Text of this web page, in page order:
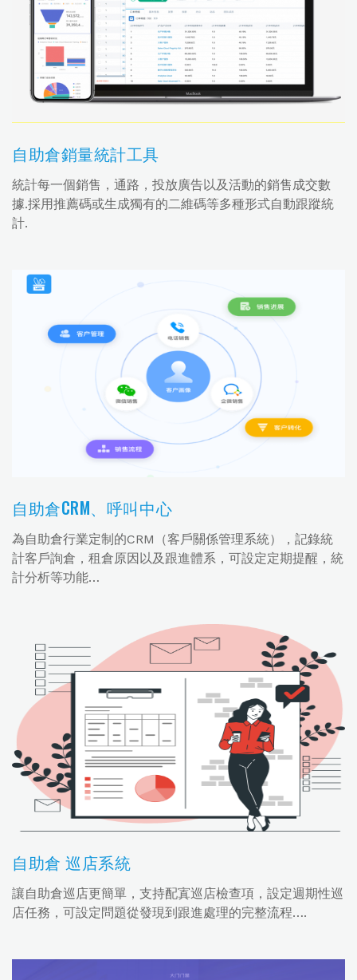
自助倉銷量統計工具
統計每一個銷售，通路，投放廣告以及活動的銷售成交數
據.採用推薦碼或生成獨有的二維碼等多種形式自動跟蹤統
計.
自助倉CRM、呼叫中心
為自助倉行業定制的CRM（客戶關係管理系統），記錄統
計客戶詢倉，租倉原因以及跟進體系，可設定定期提醒，統
計分析等功能…
自助倉 巡店系統
讓自助倉巡店更簡單，支持配寘巡店檢查項，設定週期性巡
店任務，可設定問題從發現到跟進處理的完整流程….